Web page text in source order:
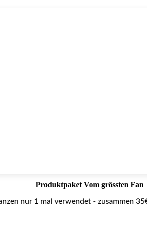
Produktpaket Vom grössten Fan